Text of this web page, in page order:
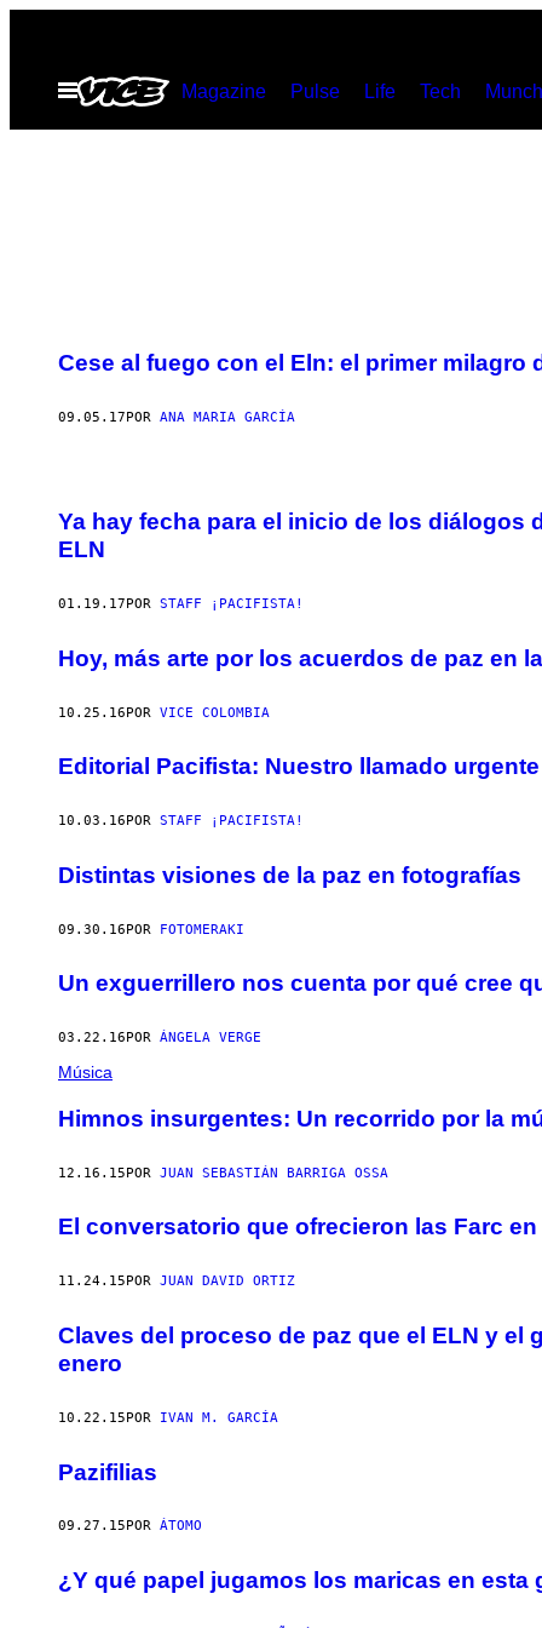
contenido
Abrir
Menú
Magazine Pulse Life Tech
Cese al fuego con el Eln: el primer milagro
09.05.17POR ANA MARIA GARCÍA
Ya hay fecha para el inicio de los diálogos
ELN
01.19.17 POR STAFF ¡PACIFISTA!
Hoy, más arte por los acuerdos de paz en
10.25.16POR VICE COLOMBIA
Editorial Pacifista: Nuestro llamado
10.03.16 POR STAFF ¡PACIFISTA!
Distintas visiones de la paz en fotografías
09.30.16POR FOTOMERAKI
Un exguerrillero nos cuenta por qué cree
03.22.16 POR ÁNGELA VERGE
Música
Himnos insurgentes: Un recorrido por la
12.16.15POR JUAN SEBASTIÁN BARRIGA OSSA
El conversatorio que ofrecieron las Farc
11.24.15 POR JUAN DAVID ORTIZ
Claves del proceso de paz que el ELN y
enero
10.22.15POR IVAN M. GARCÍA
Pazifilias
09.27.15 POR ÁTOMO
¿Y qué papel jugamos los maricas en esta